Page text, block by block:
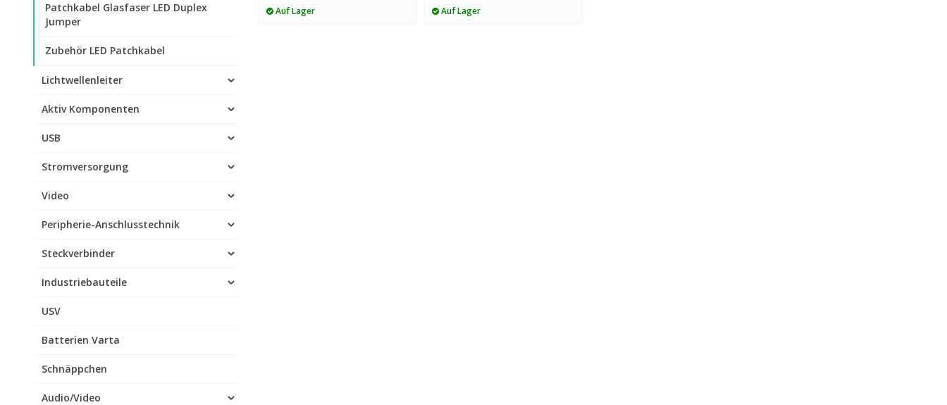
Patchkabel Glasfaser LED Duplex
Jumper
Zubehör LED Patchkabel
Lichtwellenleiter
Aktiv Komponenten
USB
Stromversorgung
Video
Peripherie-Anschlusstechnik
Steckverbinder
Industriebauteile
USV
Batterien Varta
Schnäppchen
Audio/Video
Auf Lager Auf Lager